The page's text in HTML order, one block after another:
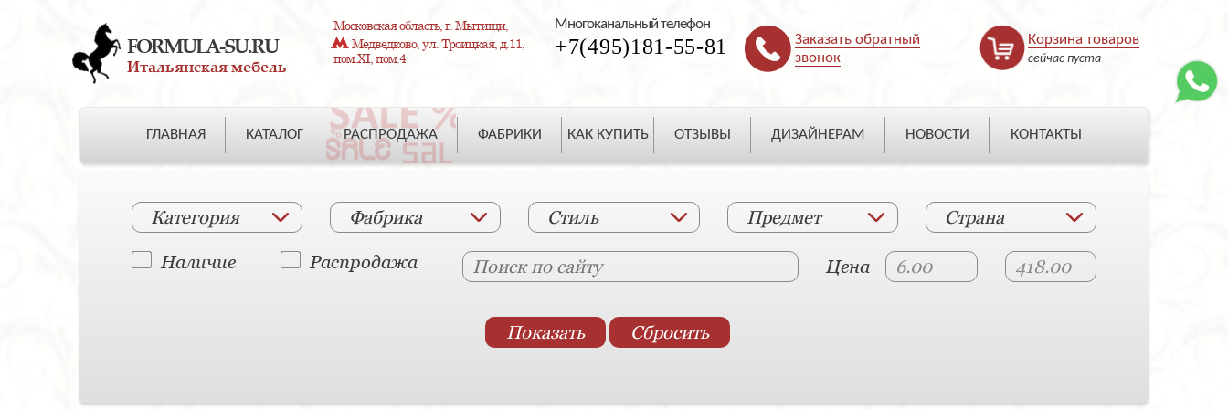
FORMULA-SU.RU
Итальянская мебель
Московская область, г. Мытищи,
Медведково, ул. Троицкая, д.11,
пом.XI, пом.4
Многоканальный телефон
+7(495)181-55-81
Заказать обратный
звонок
Корзина товаров
сейчас пуста
ГЛАВНАЯ КАТАЛОГ РАСПРОДАЖА ФАБРИКИ КАК КУПИТЬ ОТЗЫВЫ ДИЗАЙНЕРАМ НОВОСТИ КОНТАКТЫ
Категория Фабрика Стиль Предмет Страна
Наличие Распродажа Цена